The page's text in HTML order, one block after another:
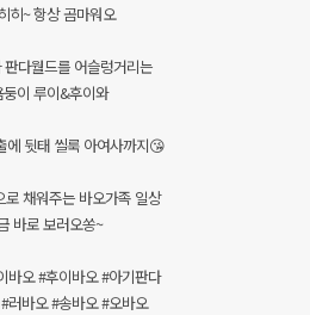
히~ 항상 곰마워오
판다월드를 어슬렁거리는
이 루이&후이와
에 뒷태 씰룩 아여사까지😘
로 채워주는 바오가족 일상
바로 보러오쏭~
바오 #후이바오 #아기판다
러바오 #송바오 #오바오